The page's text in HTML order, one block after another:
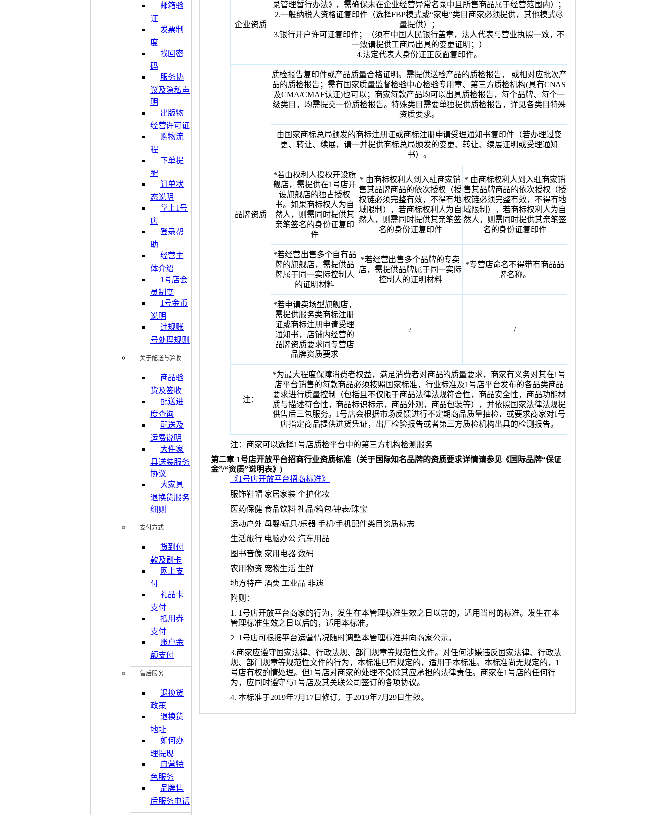
邮箱验
证
发票制
度
找回密
码
服务协
议及隐私声
明
出版物
经营许可证
购物流
程
下单提
醒
订单状
态说明
掌上1号
店
登录帮
助
经营主
体介绍
1号店会
员制度
1号金币
说明
违规账
号处理规则
关于配送与验收
商品验
货及签收
配送进
度查询
配送及
运费说明
大件家
具送装服务
协议
大家具
退换货服务
细则
支付方式
货到付
款及刷卡
网上支
付
礼品卡
支付
抵用券
支付
账户余
额支付
售后服务
退换货
政策
退换货
地址
如何办
理提现
自营特
色服务
品牌售
后服务电话
企业资质
录管理暂行办法》，需确保未在企业经营异常名录中且所售商品属于经营范围内）；
2.一般纳税人资格证复印件（选择FBP模式或“家电”类目商家必须提供，其他模式尽
量提供）；
3.银行开户许可证复印件；（须有中国人民银行盖章，法人代表与营业执照一致，不
一致请提供工商局出具的变更证明；）
4.法定代表人身份证正反面复印件。
品牌资质
质检报告复印件或产品质量合格证明。需提供送检产品的质检报告， 或相对应批次产
品的质检报告；需有国家质量监督检验中心检验专用章、第三方质检机构(具有CNAS
及CMA/CMAF认证)也可以；商家每款产品均可以出具质检报告，每个品牌、每个一
级类目，均需提交一份质检报告。特殊类目需要单独提供质检报告，详见各类目特殊
资质要求。
由国家商标总局颁发的商标注册证或商标注册申请受理通知书复印件（若办理过变
更、转让、续展，请一并提供商标总局颁发的变更、转让、续展证明或受理通知
书）。
*若由权利人授权开设旗
舰店，需提供在1号店开
设旗舰店的独占授权
书。如果商标权人为自
然人，则需同时提供其
亲笔签名的身份证复印
件
* 由商标权利人到入驻商家销
售其品牌商品的依次授权（授
权链必须完整有效，不得有地
域限制），若商标权利人为自
然人，则需同时提供其亲笔签
名的身份证复印件
* 由商标权利人到入驻商家销
售其品牌商品的依次授权（授
权链必须完整有效，不得有地
域限制），若商标权利人为自
然人，则需同时提供其亲笔签
名的身份证复印件
*若经营出售多个自有品
牌的旗舰店，需提供品
牌属于同一实际控制人
的证明材料
*若经营出售多个品牌的专卖
店，需提供品牌属于同一实际
控制人的证明材料
*专营店命名不得带有商品品
牌名称。
*若申请卖场型旗舰店，
需提供服务类商标注册
证或商标注册申请受理
通知书，店铺内经营的
品牌资质要求同专营店
品牌资质要求
/ /
注：
*为最大程度保障消费者权益，满足消费者对商品的质量要求，商家有义务对其在1号
店平台销售的每款商品必须按照国家标准，行业标准及1号店平台发布的各品类商品
要求进行质量控制（包括且不仅限于商品法律法规符合性，商品安全性，商品功能材
质与描述符合性，商品标识标示，商品外观，商品包装等），并依照国家法律法规提
供售后三包服务。1号店会根据市场反馈进行不定期商品质量抽检，或要求商家对1号
店指定商品提供进货凭证，出厂检验报告或者第三方质检机构出具的检测报告。
注：商家可以选择1号店质检平台中的第三方机构检测服务
第二章 1号店开放平台招商行业资质标准（关于国际知名品牌的资质要求详情请参见《国际品牌“保证
金”/“资质”说明表》)
《1号店开放平台招商标准》
服饰鞋帽 家居家装 个护化妆
医药保健 食品饮料 礼品/箱包/钟表/珠宝
运动户外 母婴/玩具/乐器 手机/手机配件类目资质标志
生活旅行 电脑办公 汽车用品
图书音像 家用电器 数码
农用物资 宠物生活 生鲜
地方特产 酒类 工业品 非遗
附则：
1. 1号店开放平台商家的行为，发生在本管理标准生效之日以前的，适用当时的标准。发生在本
管理标准生效之日以后的，适用本标准。
2. 1号店可根据平台运营情况随时调整本管理标准并向商家公示。
3.商家应遵守国家法律、行政法规、部门规章等规范性文件。对任何涉嫌违反国家法律、行政法
规、部门规章等规范性文件的行为，本标准已有规定的，适用于本标准。本标准尚无规定的，1
号店有权酌情处理。但1号店对商家的处理不免除其应承担的法律责任。商家在1号店的任何行
为，应同时遵守与1号店及其关联公司签订的各项协议。
4. 本标准于2019年7月17日修订，于2019年7月29日生效。